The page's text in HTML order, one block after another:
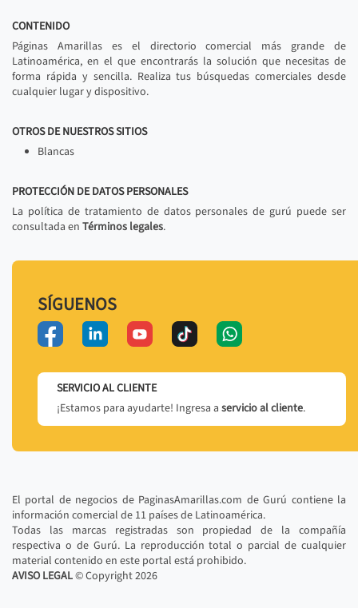
CONTENIDO
Páginas Amarillas es el directorio comercial más grande de
Latinoamérica, en el que encontrarás la solución que necesitas de
forma rápida y sencilla. Realiza tus búsquedas comerciales desde
cualquier lugar y dispositivo.
OTROS DE NUESTROS SITIOS
Blancas
PROTECCIÓN DE DATOS PERSONALES
La política de tratamiento de datos personales de gurú puede ser
consultada en Términos legales.
SÍGUENOS
SERVICIO AL CLIENTE
¡Estamos para ayudarte! Ingresa a servicio al cliente.
El portal de negocios de PaginasAmarillas.com de Gurú contiene la
información comercial de 11 países de Latinoamérica.
Todas las marcas registradas son propiedad de la compañía
respectiva o de Gurú. La reproducción total o parcial de cualquier
material contenido en este portal está prohibido.
AVISO LEGAL© Copyright2026